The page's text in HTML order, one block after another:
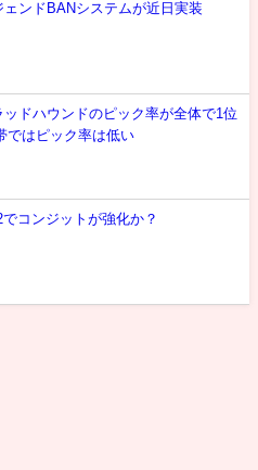
ェンドBANシステムが近日実装
ッドハウンドのピック率が全体で1位
ではピック率は低い
でコンジットが強化か？